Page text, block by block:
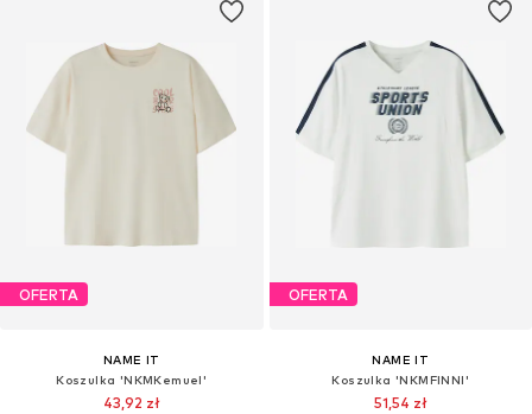
OFERTA
NAME IT
Koszulka 'NKMKemuel'
43,92 zł
OFERTA
NAME IT
Koszulka 'NKMFINNI'
51,54 zł